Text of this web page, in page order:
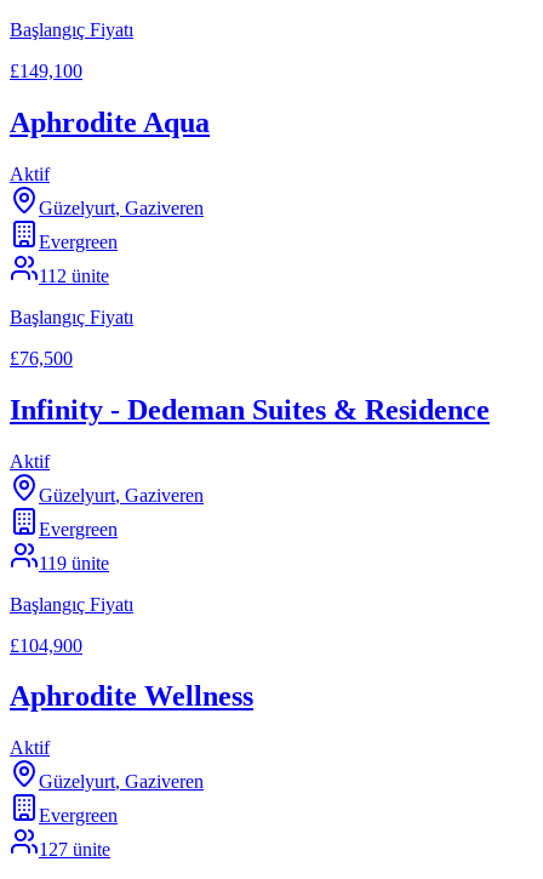
Başlangıç Fiyatı
£149,100
Aphrodite Aqua
Aktif
Güzelyurt, Gaziveren
Evergreen
112 ünite
Başlangıç Fiyatı
£76,500
Infinity - Dedeman Suites & Residence
Aktif
Güzelyurt, Gaziveren
Evergreen
119 ünite
Başlangıç Fiyatı
£104,900
Aphrodite Wellness
Aktif
Güzelyurt, Gaziveren
Evergreen
127 ünite